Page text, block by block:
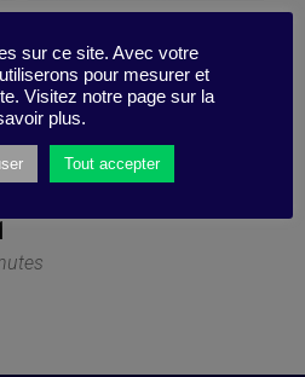
sure your
sur ce site. Avec votre
pour mesurer et
Visitez notre page sur la
plus.
Tout accepter